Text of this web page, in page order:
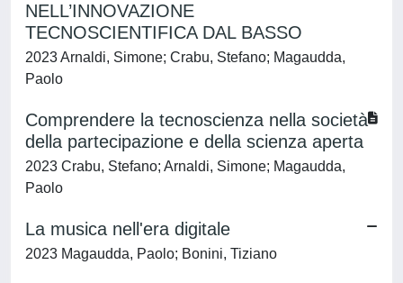
NELL’INNOVAZIONE
TECNOSCIENTIFICA DAL BASSO
2023 Arnaldi, Simone; Crabu, Stefano; Magaudda,
Paolo
Comprendere la tecnoscienza nella società
della partecipazione e della scienza aperta
2023 Crabu, Stefano; Arnaldi, Simone; Magaudda,
Paolo
La musica nell'era digitale
2023 Magaudda, Paolo; Bonini, Tiziano